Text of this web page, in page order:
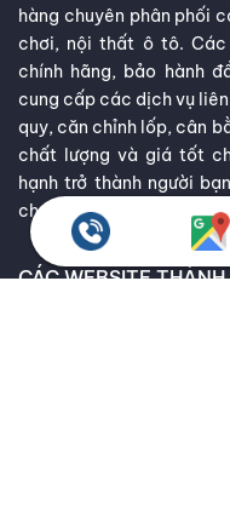
hàng chuyên phân phối
chơi, nội thất ô tô. Các
chính hãng, bảo hành
cung cấp các dịch vụ
quy, căn chỉnh lốp, cân
chất lượng và giá tốt
hạnh trở thành người
cho ô tô của bạn.
CÁC WEBSITE THÀNH